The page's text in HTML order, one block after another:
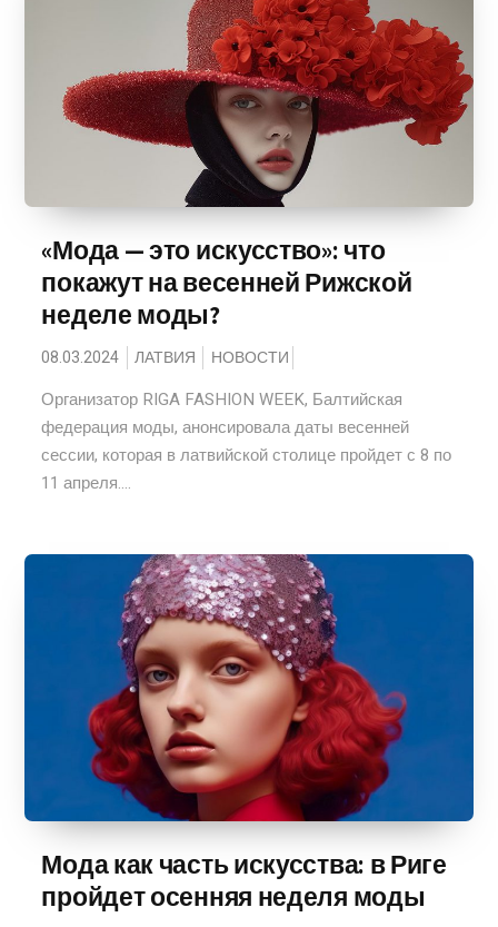
«Мода — это искусство»: что
покажут на весенней Рижской
неделе моды?
08.03.2024 ЛАТВИЯ НОВОСТИ
Организатор RIGA FASHION WEEK, Балтийская
федерация моды, анонсировала даты весенней
сессии, которая в латвийской столице пройдет с 8 по
11 апреля....
Мода как часть искусства: в Риге
пройдет осенняя неделя моды